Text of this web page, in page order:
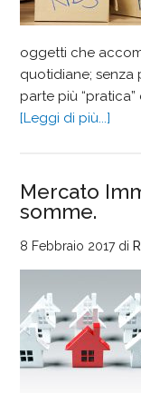
oggetti che
quotidiane; senza
parte più
[Leggi di più...]
Mercato
somme.
8 Febbraio 2017di